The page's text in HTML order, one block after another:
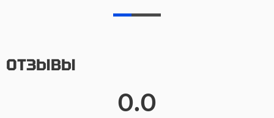
ОТЗЫВЫ
0.0